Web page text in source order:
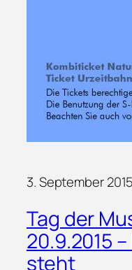
3. September 2015
Tag der
20.9.2015
steht